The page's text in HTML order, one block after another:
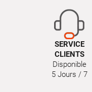
SERVICE
CLIENTS
Disponible
5 Jours / 7